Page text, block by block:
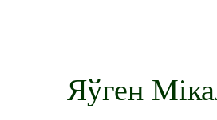
Яўген